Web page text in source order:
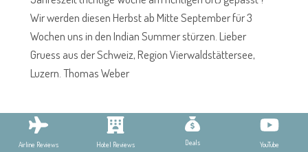
Wir werden diesen Herbst ab Mitte September für 3
Wochen uns in den Indian Summer stürzen. Lieber
Gruess aus der Schweiz, Region Vierwaldstättersee,
Luzern. Thomas Weber
Airline Reviews Hotel Reviews Deals YouTube